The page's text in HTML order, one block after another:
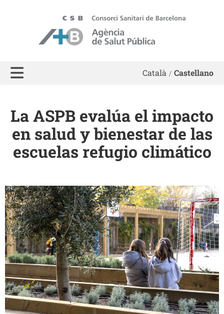
Català Castellano
La ASPB evalúa el impacto
en salud y bienestar de las
escuelas refugio climático